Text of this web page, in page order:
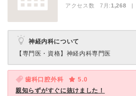
アクセス数 7月:1,268 |
神経内科について
【専門医・資格】 神経内科専門医
歯科口腔外科
5.0
親知らずがすぐに抜けました！